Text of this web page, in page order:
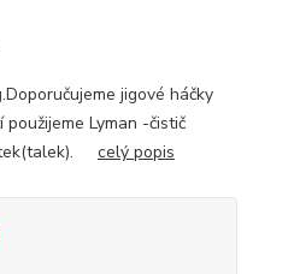
jigové háčky
Lyman -čistič
celý popis